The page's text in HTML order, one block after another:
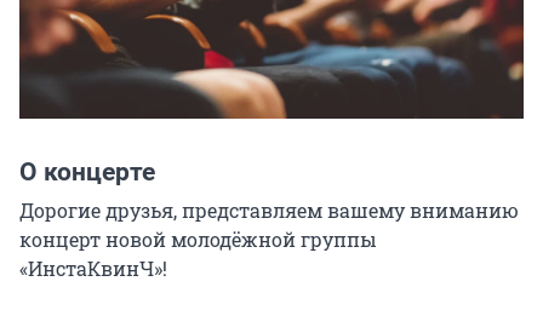
О концерте
Дорогие друзья, представляем вашему вниманию
концерт новой молодёжной группы
«ИнстаКвинЧ»!